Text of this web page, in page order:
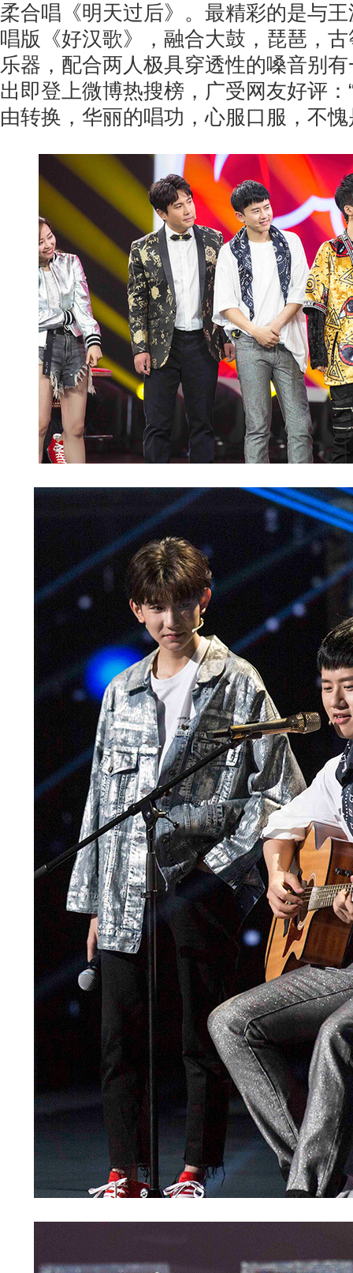
柔合唱《明天过后》。最精彩的是与
唱版《好汉歌》，融合大鼓，琵琶，
乐器，配合两人极具穿透性的嗓音别
出即登上微博热搜榜，广受网友好评
由转换，华丽的唱功，心服口服，不愧